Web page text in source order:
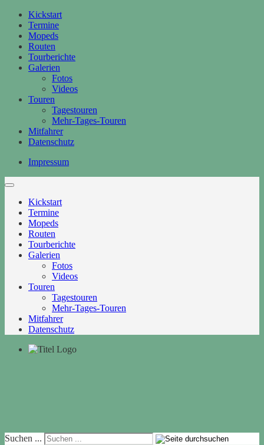
Kickstart
Termine
Mopeds
Routen
Tourberichte
Galerien
Fotos
Videos
Touren
Tagestouren
Mehr-Tages-Touren
Mitfahrer
Datenschutz
Impressum
Kickstart
Termine
Mopeds
Routen
Tourberichte
Galerien
Fotos
Videos
Touren
Tagestouren
Mehr-Tages-Touren
Mitfahrer
Datenschutz
Suchen ...